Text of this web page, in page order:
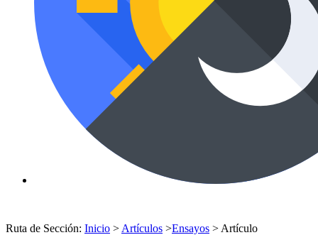
Ruta de Sección: Inicio > Artículos >Ensayos > Artículo